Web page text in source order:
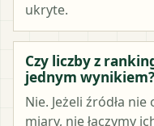
ukryte.
Czy liczby z
jednym wynikiem?
Nie. Jeżeli źródła
miary, nie łączymy